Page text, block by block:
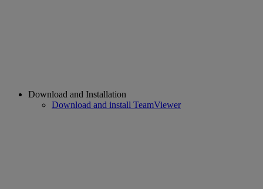
Download and Installation
Download and install TeamViewer